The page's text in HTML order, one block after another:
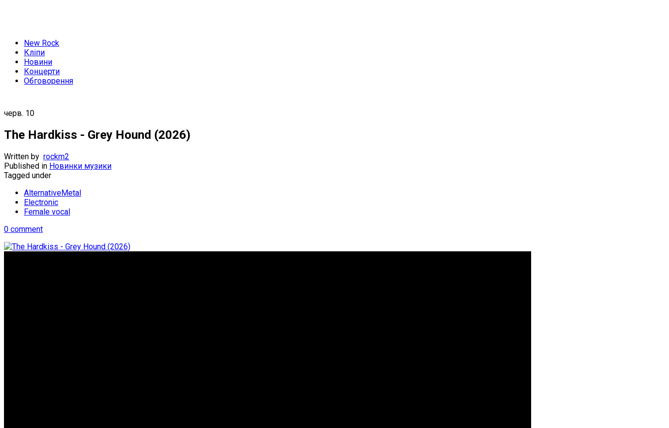
New Rock
Кліпи
Новини
Концерти
Обговорення
черв. 10
The Hardkiss - Grey Hound (2026)
Written by rockm2
Published in Новинки музики
Tagged under
AlternativeMetal
Electronic
Female vocal
0 comment